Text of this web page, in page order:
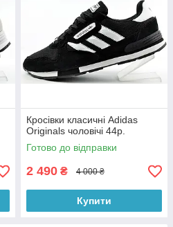
Кросівки класичні Adidas
Originals чоловічі 44р.
Готово до відправки
2 490 ₴ 4 000 ₴
Купити